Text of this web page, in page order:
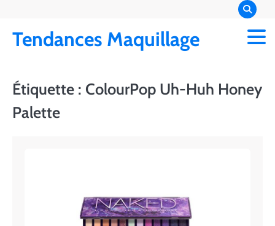
content
Tendances Maquillage
Étiquette : ColourPop Uh-Huh Honey
Palette